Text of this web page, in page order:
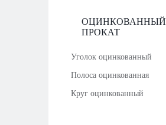
ОЦИНКОВАННЫЙ
ПРОКАТ
Уголок оцинкованный
Полоса оцинкованная
Круг оцинкованный